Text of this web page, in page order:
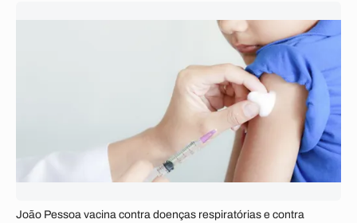
João Pessoa vacina contra doenças respiratórias e contra